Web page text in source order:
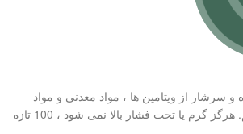
و سرشار از ویتامین ها ، مواد معدنی و مواد
مغذی ضروری می کنیم. هرگز گرم یا تحت فشار بالا نمی شود ، 100 تازه